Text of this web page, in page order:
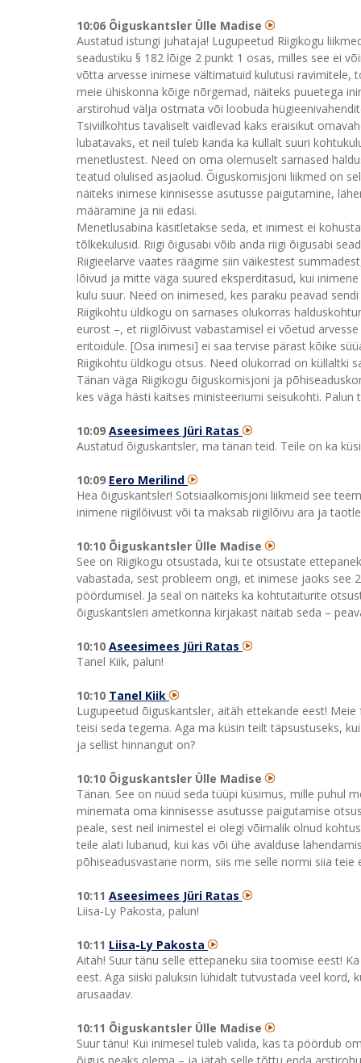
10:06 Õiguskantsler Ülle Madise
Austatud istungi juhataja! Lugupeetud Riigikogu
seadustiku § 182 lõige 2 punkt 1 osas, milles see ei
võtta arvesse inimese vältimatuid kulutusi ravimitele,
meie ühiskonna kõige nõrgemad, näiteks puuetega
arstirohud välja ostmata või loobuda
Tsiviilkohtus tavaliselt vaidlevad kaks eraisikut
lubatavaks, et neil tuleb kanda ka küllalt suuri
menetlustest. Need on oma olemuselt sarnased
teatud olulised asjaolud. Õiguskomisjoni liikmed on
näiteks inimese kinnisesse asutusse paigutamine,
määramine ja nii edasi.
Menetlusabina käsitletakse seda, et inimest ei
tõlkekulusid. Riigi õigusabi võib anda riigi õigusabi
Riigieelarve vaates räägime siin väikestest
lõivud ja mitte väga suured eksperditasud, kui
kulu suur. Need on inimesed, kes paraku peavad
Riigikohtu üldkogu on sarnases olukorras
eurost –, et riigilõivust vabastamisel ei võetud
eritoidule. [Osa inimesi] ei saa tervise pärast kõike
Riigikohtu üldkogu otsus. Need olukorrad on küllaltki
Tänan väga Riigikogu õiguskomisjoni ja
kes väga hästi kaitses ministeeriumi seisukohti.
10:09 Aseesimees Jüri Ratas
Austatud õiguskantsler, ma tänan teid. Teile on ka
10:09 Eero Merilind
Hea õiguskantsler! Sotsiaalkomisjoni liikmeid see
inimene riigilõivust või ta maksab riigilõivu ära ja
10:10 Õiguskantsler Ülle Madise
See on Riigikogu otsustada, kui te otsustate
vabastada, sest probleem ongi, et inimese jaoks
pöördumisel. Ja seal on näiteks ka kohtutäiturite
õiguskantsleri ametkonna kirjakast näitab seda –
10:10 Aseesimees Jüri Ratas
Tanel Kiik, palun!
10:10 Tanel Kiik
Lugupeetud õiguskantsler, aitäh ettekande eest!
teisi seda tegema. Aga ma küsin teilt täpsustuseks,
ja sellist hinnangut on?
10:10 Õiguskantsler Ülle Madise
Tänan. See on nüüd seda tüüpi küsimus, mille puhul
minemata oma kinnisesse asutusse paigutamise
peale, sest neil inimestel ei olegi võimalik olnud
teile alati lubanud, kui kas või ühe avalduse
põhiseadusvastane norm, siis me selle normi siia
10:11 Aseesimees Jüri Ratas
Liisa-Ly Pakosta, palun!
10:11 Liisa-Ly Pakosta
Aitäh! Suur tänu selle ettepaneku siia toomise eest!
eest. Aga siiski paluksin lühidalt tutvustada veel
arusaadav.
10:11 Õiguskantsler Ülle Madise
Suur tänu! Kui inimesel tuleb valida, kas ta pöördub